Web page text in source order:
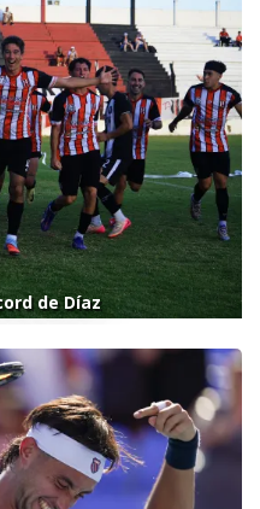
de Díaz